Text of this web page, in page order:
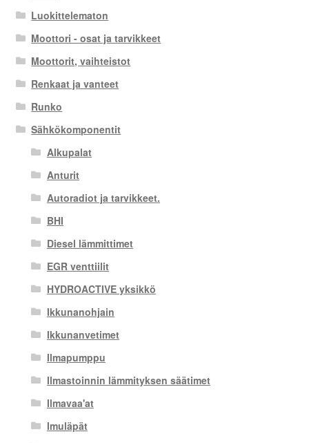
Luokittelematon
Moottori - osat ja tarvikkeet
Moottorit, vaihteistot
Renkaat ja vanteet
Runko
Sähkökomponentit
Alkupalat
Anturit
Autoradiot ja tarvikkeet.
BHI
Diesel lämmittimet
EGR venttiilit
HYDROACTIVE yksikkö
Ikkunanohjain
Ikkunanvetimet
Ilmapumppu
Ilmastoinnin lämmityksen säätimet
Ilmavaa'at
Imuläpät